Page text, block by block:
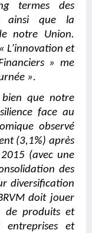
termes des
ainsi que la
notre Union.
L’innovation et
» me
».
bien que notre
face au
observé
(3,1%) après
(avec une
des
diversification
doit jouer
de produits et
entreprises et